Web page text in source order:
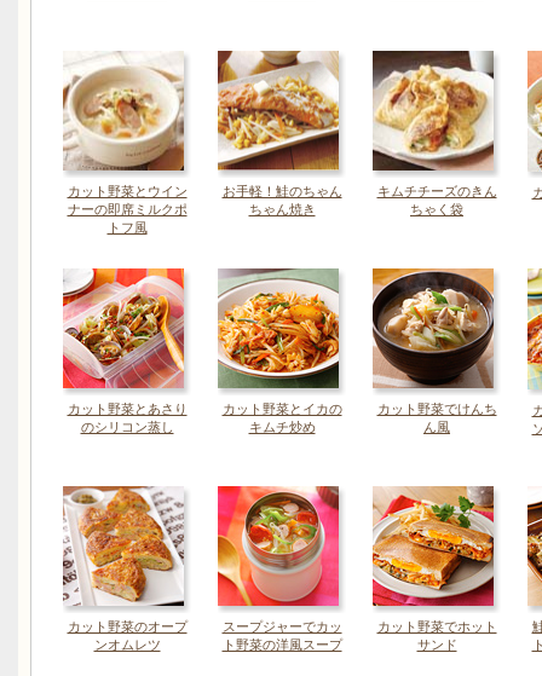
カット野菜とウイン
ナーの即席ミルクポ
トフ風
お手軽！鮭のちゃん
ちゃん焼き
キムチチーズのきん
ちゃく袋
カット野菜とあさり
のシリコン蒸し
カット野菜とイカの
キムチ炒め
カット野菜でけんち
ん風
カット野菜のオープ
ンオムレツ
スープジャーでカッ
ト野菜の洋風スープ
カット野菜でホット
サンド